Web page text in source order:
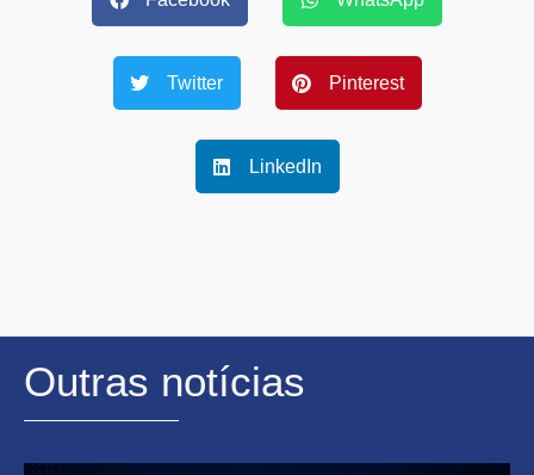
Twitter Pinterest
LinkedIn
Outras notícias